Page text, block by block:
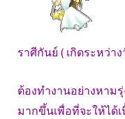
ราศีกันย์ ( เกิดระหว่า
ต้องทำงานอย่างหาม
มากขึ้นเพื่อที่จะให้ได้